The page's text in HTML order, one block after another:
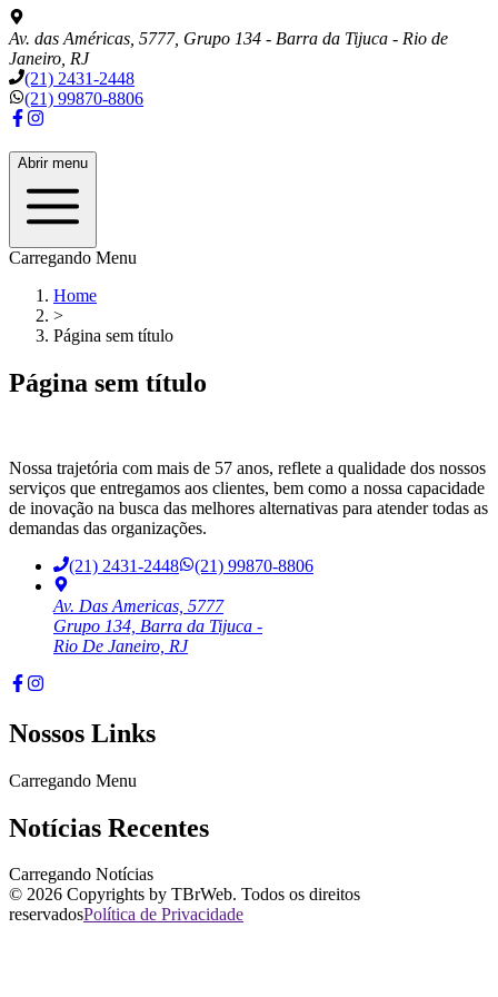
Av. das Américas, 5777, Grupo 134 - Barra da Tijuca - Rio de
Janeiro, RJ
(21) 2431-2448
(21) 99870-8806
Abrir menu
Carregando Menu
Home
>
Página sem título
Página sem título
Nossa trajetória com mais de 57 anos, reflete a qualidade dos nossos
serviços que entregamos aos clientes, bem como a nossa capacidade
de inovação na busca das melhores alternativas para atender todas as
demandas das organizações.
(21) 2431-2448
(21) 99870-8806
Av. Das Americas, 5777
Grupo 134, Barra da Tijuca -
Rio De Janeiro, RJ
Nossos Links
Carregando Menu
Notícias Recentes
Carregando Notícias
© 2026 Copyrights by TBrWeb. Todos os direitos
reservadosPolítica de Privacidade